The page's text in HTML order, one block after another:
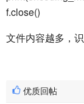
f.close()
文件内容越多，
优质回帖